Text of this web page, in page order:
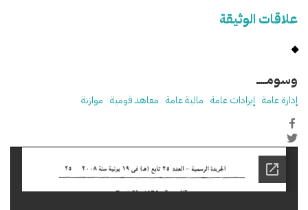
علاقات الوثيقة
وسومـــــ
إدارة عامة إيرادات عامة مالية عامة معاهد قومية موازنة